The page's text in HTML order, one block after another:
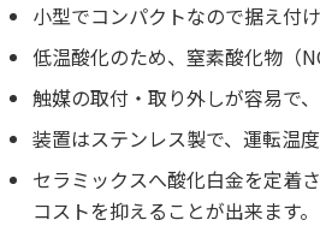
小型でコンパクトなので据え付
低温酸化のため、窒素酸化物（
触媒の取付・取り外しが容易で
装置はステンレス製で、運転温
セラミックスへ酸化白金を定着
コストを抑えることが出来ます。